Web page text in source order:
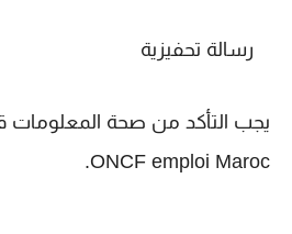
رسالة تحفيزية
يجب التأكد من صحة
ONCF emploi Maroc
.